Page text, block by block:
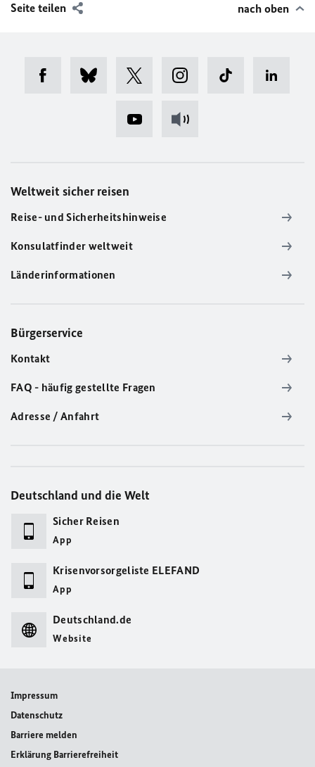
Seite teilen nach oben
Weltweit sicher reisen
Reise- und Sicherheitshinweise
Konsulatfinder weltweit
Länderinformationen
Bürgerservice
Kontakt
FAQ - häufig gestellte Fragen
Adresse / Anfahrt
Deutschland und die Welt
Sicher Reisen
App
Krisenvorsorgeliste ELEFAND
App
Deutschland.de
Website
Impressum
Datenschutz
Barriere melden
Erklärung Barrierefreiheit